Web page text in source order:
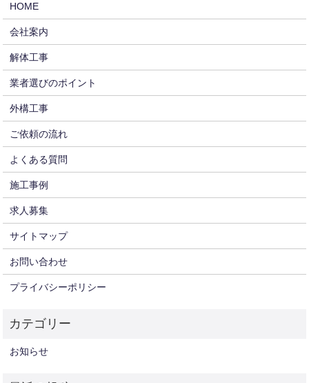
HOME
会社案内
解体工事
業者選びのポイント
外構工事
ご依頼の流れ
よくある質問
施工事例
求人募集
サイトマップ
お問い合わせ
プライバシーポリシー
お知らせ